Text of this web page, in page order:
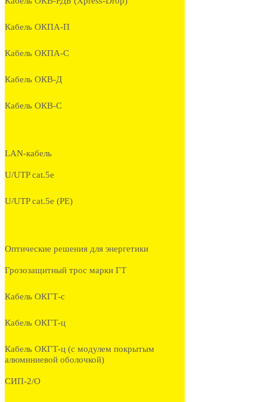
Кабель ОКПА-П
Кабель ОКПА-С
Кабель ОКВ-Д
Кабель ОКВ-С
LAN-кабель
U/UTP cat.5e
U/UTP cat.5e (PE)
Оптические решения для энергетики
Грозозащитный трос марки ГТ
Кабель ОКГТ-с
Кабель ОКГТ-ц
Кабель ОКГТ-ц (с модулем покрытым
алюминиевой оболочкой)
СИП-2/О